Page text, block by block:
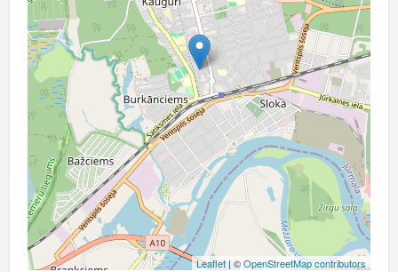
Leaflet | ©OpenStreetMap contributors